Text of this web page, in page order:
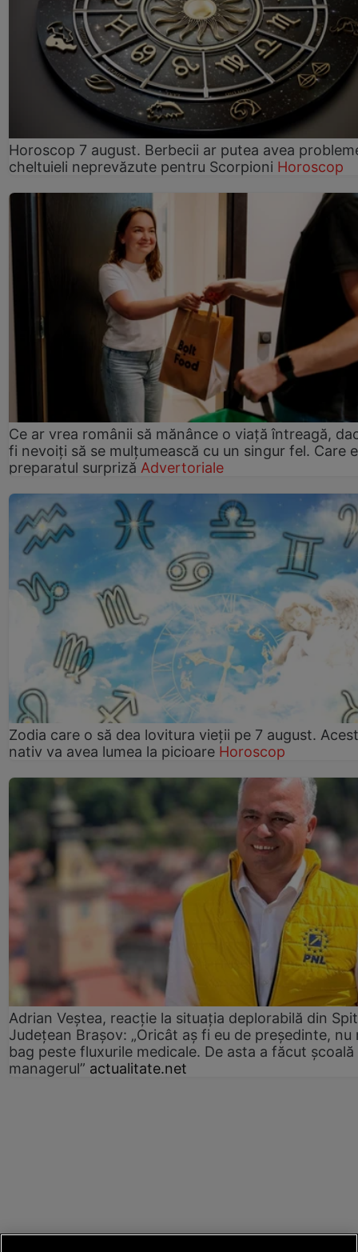
Horoscop 7 august. Berbecii ar putea avea
cheltuieli neprevăzute pentru Scorpioni Horoscop
Ce ar vrea românii să mănânce o viață întreagă,
fi nevoiți să se mulțumească cu un singur fel. Care e
preparatul surpriză Advertoriale
Zodia care o să dea lovitura vieții pe 7 august. Acest
nativ va avea lumea la picioare Horoscop
Adrian Veștea, reacție la situația deplorabilă din
Județean Brașov: „Oricât aș fi eu de președinte, nu
bag peste fluxurile medicale. De asta a făcut școală
managerul” actualitate.net